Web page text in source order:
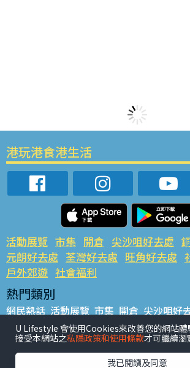
港玩港食港生活
活動展覽 市集 開倉 尖沙咀好去處
元朗好去處 荃灣好去處 旺角好去處
戶外郊遊 社會福利
熱門類別
網民熱話 活動展覽 市集 開倉 尖沙咀好
銅鑼灣好去處 元朗好去處 荃灣好去處
餐廳情報 戶外郊遊
熱門標籤
U Lifestyle 會使用Cookies來改善您的網站體
接受本網站之私隱政策和使用條款才可繼續瀏
我已閱讀及同意